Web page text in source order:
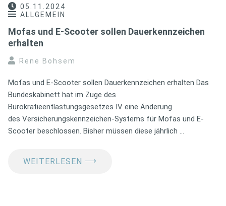
05.11.2024
ALLGEMEIN
Mofas und E-Scooter sollen Dauerkennzeichen
erhalten
Rene Bohsem
Mofas und E-Scooter sollen Dauerkennzeichen erhalten Das
Bundeskabinett hat im Zuge des
Bürokratieentlastungsgesetzes IV eine Änderung
des Versicherungskennzeichen-Systems für Mofas und E-
Scooter beschlossen. Bisher müssen diese jährlich …
WEITERLESEN ⟶